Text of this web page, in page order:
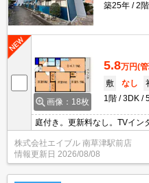
築25年
2
画像：18枚
5.8万円(
敷
なし
1階
3DK
庭付き。更新料なし。TVイン
ス。宅配ボックスあり。独立
株式会社エイブル 南草津駅前店
情報更新日 2026/08/08